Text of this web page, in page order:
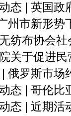
态 | 英国政
州市新形势
纺布协会社
关于促进
俄罗斯市场
态 | 哥伦比
态 | 近期活